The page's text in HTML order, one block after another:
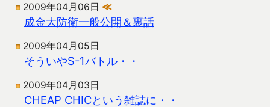
2009年04月06日 ≪
成金大防衛一般公開＆裏話
2009年04月05日
そういやS-1バトル・・
2009年04月03日
CHEAP CHICという雑誌に・・